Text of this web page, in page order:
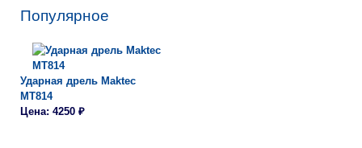
Популярное
Ударная дрель Maktec
MT814
Цена: 4250 ₽